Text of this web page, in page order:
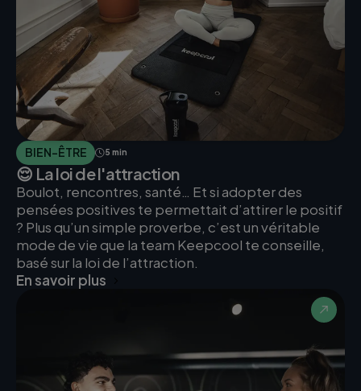
BIEN-ÊTRE 5 min
😌 La loi de l'attraction
Boulot, rencontres, santé… Et si adopter des
pensées positives te permettait d’attirer le positif
? Plus qu’un simple proverbe, c’est un véritable
mode de vie que la team Keepcool te conseille,
basé sur la loi de l’attraction.
En savoir plus